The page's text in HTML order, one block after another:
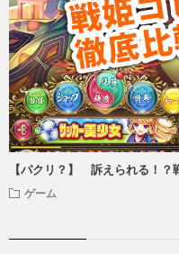
【パクリ？】 訴えられる！？
ゲーム